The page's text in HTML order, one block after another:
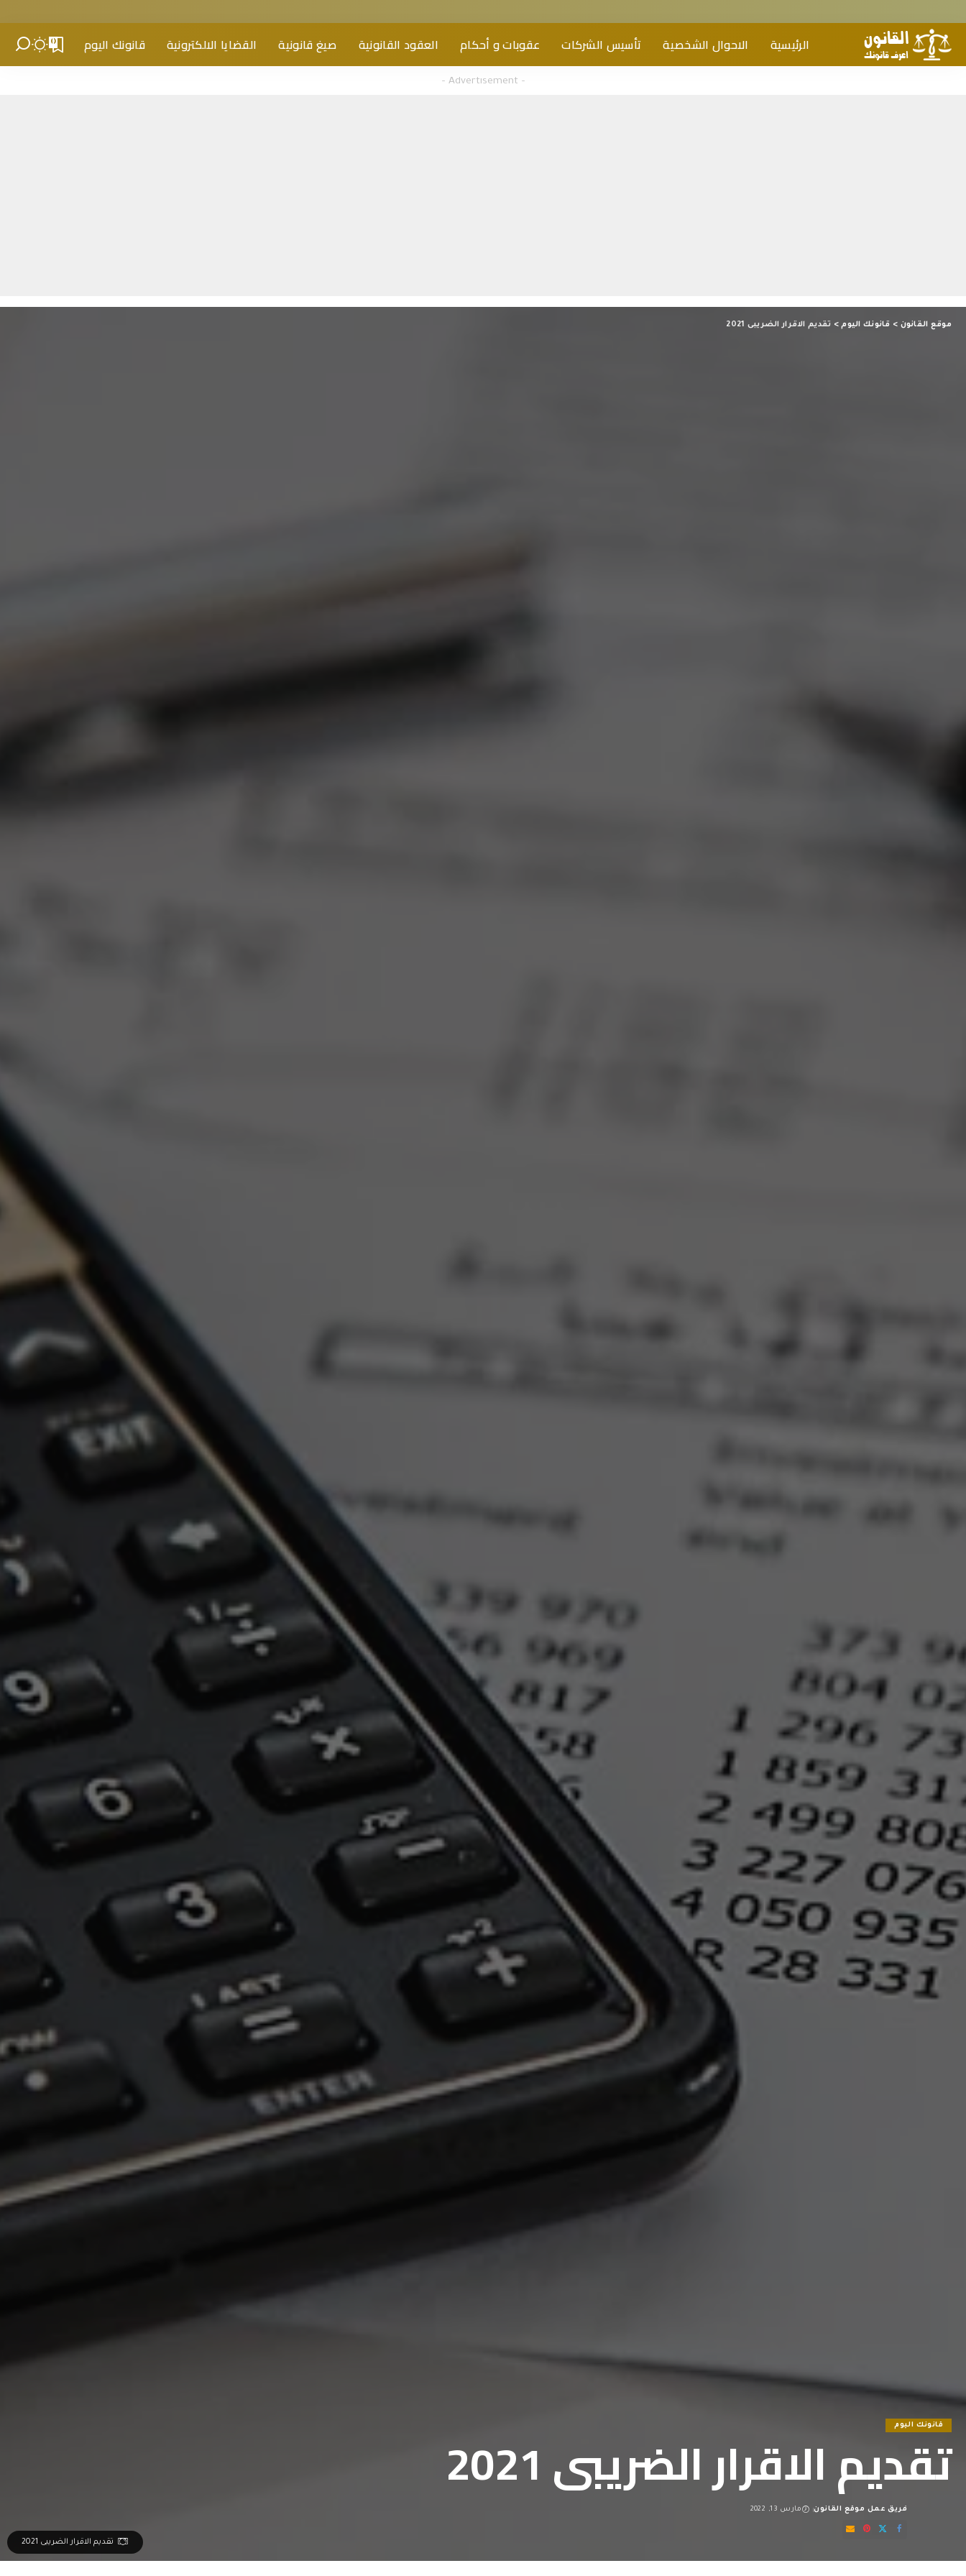
الرئيسية الاحوال الشخصية تأسيس الشركات عقوبات و أحكام العقود القانونية صيغ قانونية القضايا الالكترونية قانونك اليوم 0
– Advertisement –
تقديم الاقرار الضريبى 2021
موقع القانون > قانونك اليوم> تقديم الاقرار الضريبى 2021
قانونك اليوم
تقديم الاقرار الضريبى 2021
Posted
by
فريق عمل موقع القانون مارس 13, 2022